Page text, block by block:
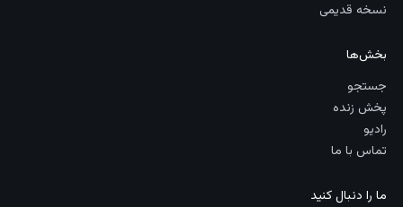
نسخه قدیمی
بخش‌ها
جستجو
پخش زنده
رادیو
تماس با ما
ما را دنبال کنید